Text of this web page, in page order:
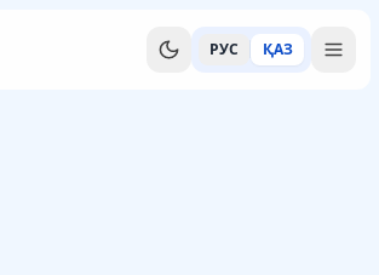
РУС ҚАЗ